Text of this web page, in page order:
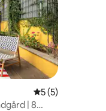
5 av 5 i
5 (5)
| 8